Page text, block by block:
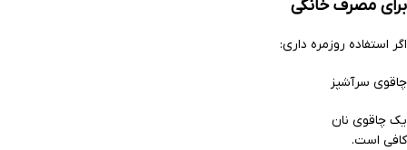
برای مصرف خانگی
اگر استفاده روزمره داری:
چاقوی سرآشپز
یک چاقوی نان
کافی است.